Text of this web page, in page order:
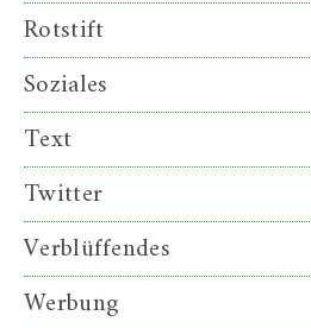
Rotstift
Soziales
Text
Twitter
Verblüffendes
Werbung